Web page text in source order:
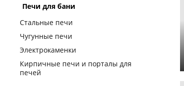
Печи для бани
Стальные печи
Чугунные печи
Электрокаменки
Кирпичные печи и порталы для
печей